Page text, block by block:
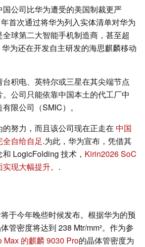
公司比华为遭受的美国制裁更严
首次通过将华为列入实体清单对华为
球第二大智能手机制造商，甚至超
为还在开发自主研发的海思麒麟移动
积电、英特尔或三星在其尖端节点
公司只能依靠中国本土的代工厂中
限公司（SMIC）。
努力，而且该公司现在正走在 中国
自给自足.为此，华为宣布，凭借其
LogicFolding 技术， Kirin2026 SoC
现大幅提升。 .
于今年晚些时候发布。根据华为的预
管密度将达到 238 Mtr/mm²。作为参
Max 的麒麟 9030 Pro的晶体管密度为